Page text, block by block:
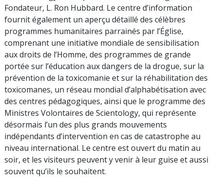
Fondateur, L. Ron Hubbard. Le centre d’information
fournit également un aperçu détaillé des célèbres
programmes humanitaires parrainés par l’Église,
comprenant une initiative mondiale de sensibilisation
aux droits de l’Homme, des programmes de grande
portée sur l’éducation aux dangers de la drogue, sur la
prévention de la toxicomanie et sur la réhabilitation des
toxicomanes, un réseau mondial d’alphabétisation avec
des centres pédagogiques, ainsi que le programme des
Ministres Volontaires de Scientology, qui représente
désormais l’un des plus grands mouvements
indépendants d’intervention en cas de catastrophe au
niveau international. Le centre est ouvert du matin au
soir, et les visiteurs peuvent y venir à leur guise et aussi
souvent qu’ils le souhaitent.